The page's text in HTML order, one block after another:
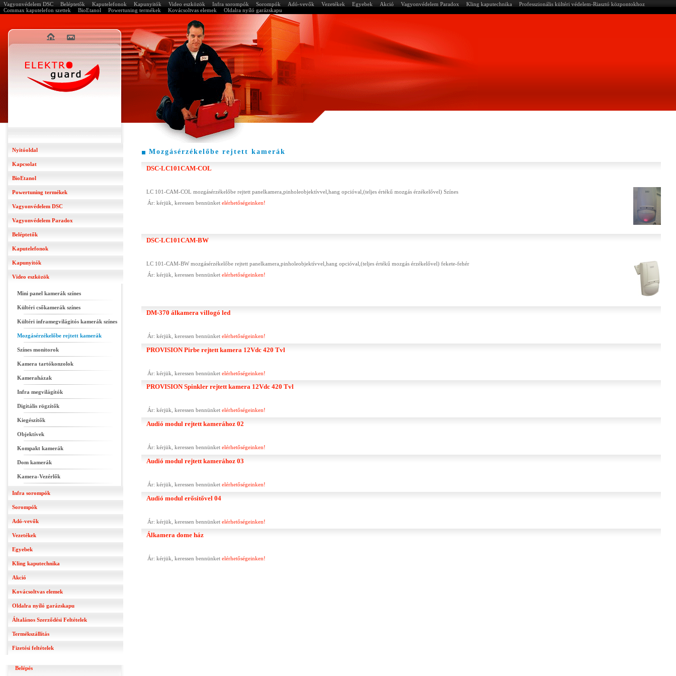
Vagyonvédelem DSC Beléptetők Kaputelefonok Kapunyitók Video eszközök Infra sorompók Sorompók Adó-vevők Vezetékek Egyebek Akció Vagyonvédelem Paradox Kling kaputechnika
Professzionális kültéri védelem-Riasztó központokhoz
Commax kaputelefon szettek
BioEtanol Powertuning termékek Kovácsoltvas elemek Oldalra nyíló garázskapu
Nyitóoldal
Kapcsolat
BioEtanol
Powertuning termékek
Vagyonvédelem DSC
Vagyonvédelem Paradox
Beléptetők
Kaputelefonok
Kapunyitók
Video eszközök
Mini panel kamerák színes
Kültéri csőkamerák színes
Kültéri inframegvilágitós kamerák színes
Mozgásérzékelőbe rejtett kamerák
Színes monitorok
Kamera tartókonzolok
Kameraházak
Infra megvilágítók
Digitális rögzítők
Kiegészítők
Objektívek
Kompakt kamerák
Dom kamerák
Kamera-Vezérlők
Infra sorompók
Sorompók
Adó-vevők
Vezetékek
Egyebek
Kling kaputechnika
Akció
Kovácsoltvas elemek
Oldalra nyíló garázskapu
Általános Szerződési Feltételek
Termékszállítás
Fizetési feltételek
Belépés
Mozgásérzékelőbe rejtett kamerák
DSC-LC101CAM-COL
LC 101-CAM-COL mozgásérzékelőbe rejtett panelkamera,pinholeobjektívvel,hang opcióval,(teljes értékű mozgás érzékelővel) Színes
Ár: kérjük, keressen bennünket elérhetőségeinken!
DSC-LC101CAM-BW
LC 101-CAM-BW mozgásérzékelőbe rejtett panelkamera,pinholeobjektívvel,hang opcióval,(teljes értékű mozgás érzékelővel) fekete-fehér
Ár: kérjük, keressen bennünket elérhetőségeinken!
DM-370 álkamera villogó led
Ár: kérjük, keressen bennünket elérhetőségeinken!
PROVISION Pirbe rejtett kamera 12Vdc 420 Tvl
Ár: kérjük, keressen bennünket elérhetőségeinken!
PROVISION Spinkler rejtett kamera 12Vdc 420 Tvl
Ár: kérjük, keressen bennünket elérhetőségeinken!
Audió modul rejtett kamerához 02
Ár: kérjük, keressen bennünket elérhetőségeinken!
Audió modul rejtett kamerához 03
Ár: kérjük, keressen bennünket elérhetőségeinken!
Audió modul erősitővel 04
Ár: kérjük, keressen bennünket elérhetőségeinken!
Álkamera dome ház
Ár: kérjük, keressen bennünket elérhetőségeinken!